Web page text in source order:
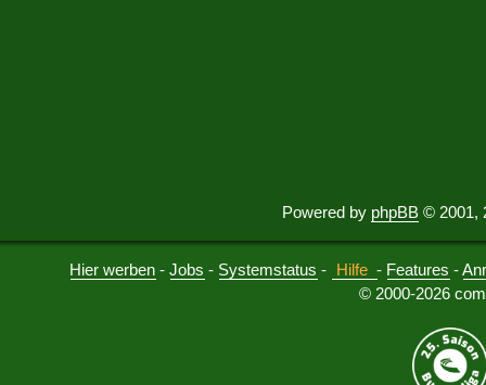
Powered by phpBB © 2001,
Hier werben -Jobs - Systemstatus - Hilfe - Features -
© 2000-2026